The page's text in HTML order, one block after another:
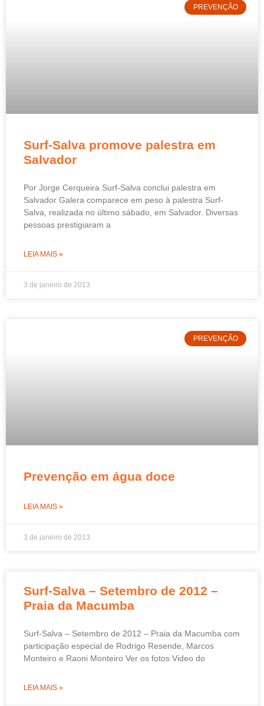
PREVENÇÃO
Surf-Salva promove palestra em
Salvador
Por Jorge Cerqueira Surf-Salva conclui palestra em
Salvador Galera comparece em peso à palestra Surf-
Salva, realizada no último sábado, em Salvador. Diversas
pessoas prestigiaram a
LEIA MAIS »
3 de janeiro de 2013
PREVENÇÃO
Prevenção em água doce
LEIA MAIS »
3 de janeiro de 2013
Surf-Salva – Setembro de 2012 –
Praia da Macumba
Surf-Salva – Setembro de 2012 – Praia da Macumba com
participação especial de Rodrigo Resende, Marcos
Monteiro e Raoni Monteiro Ver os fotos Video do
LEIA MAIS »